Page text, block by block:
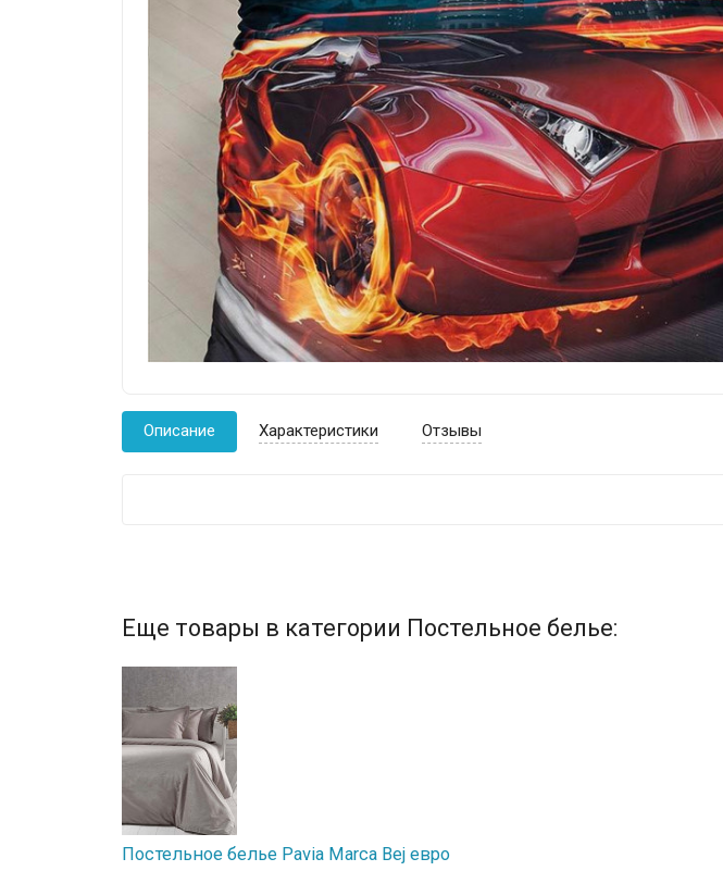
Описание Характеристики Отзывы
Еще товары в категории Постельное белье:
Постельное белье Pavia Marca Bej евро